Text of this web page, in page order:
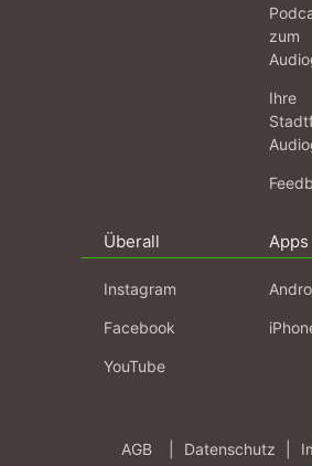
zum
Ihre
Überall
Instagram
Facebook
YouTube
Apps
AGB Datenschutz